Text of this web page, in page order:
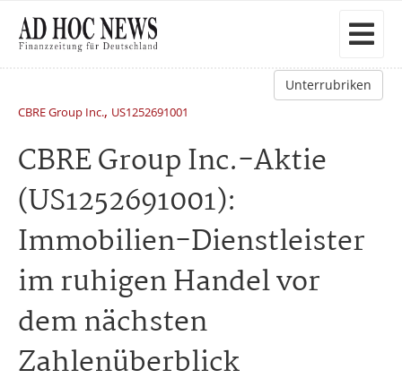
Unterrubriken
CBRE Group Inc., US1252691001
CBRE Group Inc.-Aktie
(US1252691001):
Immobilien-Dienstleister
im ruhigen Handel vor
dem nächsten
Zahlenüberblick